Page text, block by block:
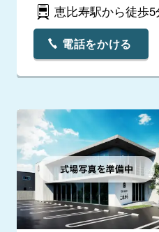
恵比寿駅から徒歩5
電話をかける